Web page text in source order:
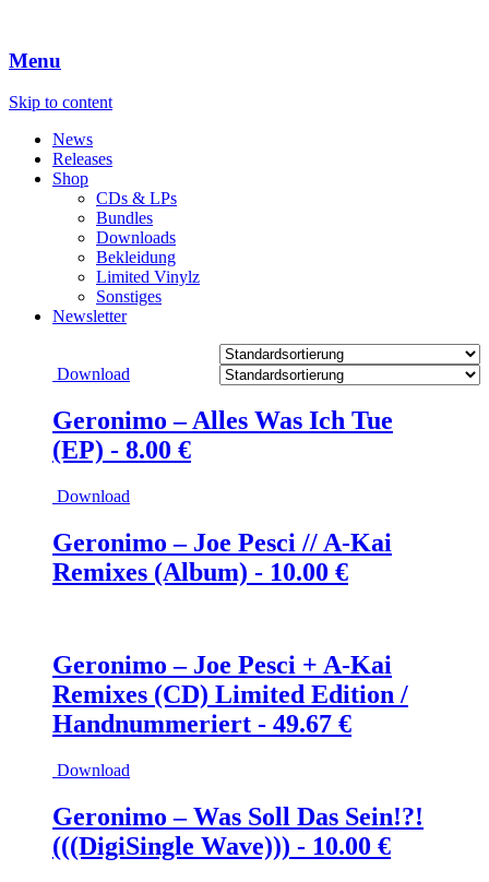
Menu
Skip to content
News
Releases
Shop
CDs & LPs
Bundles
Downloads
Bekleidung
Limited Vinylz
Sonstiges
Newsletter
Download
Geronimo – Alles Was Ich Tue
(EP) - 8.00 €
Download
Geronimo – Joe Pesci // A-Kai
Remixes (Album) - 10.00 €
Geronimo – Joe Pesci + A-Kai
Remixes (CD) Limited Edition /
Handnummeriert - 49.67 €
Download
Geronimo – Was Soll Das Sein!?!
(((DigiSingle Wave))) - 10.00 €